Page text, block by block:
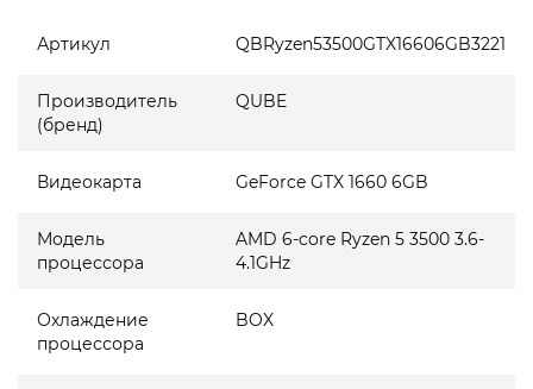
Артикул QBRyzen53500GTX16606GB3221
Производитель
(бренд)
QUBE
Видеокарта GeForce GTX 1660 6GB
Модель
процессора
AMD 6-core Ryzen 5 3500 3.6-
4.1GHz
Охлаждение
процессора
BOX